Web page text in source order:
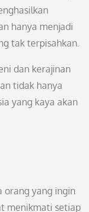
hanya menjadi
tak terpisahkan.
dan kerajinan
tidak hanya
yang kaya akan
orang yang ingin
menikmati setiap